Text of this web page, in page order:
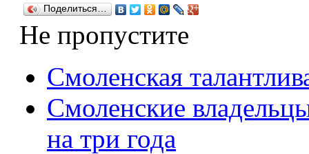
Поделиться…
Не пропустите
Смоленская
Смоленские
на три года